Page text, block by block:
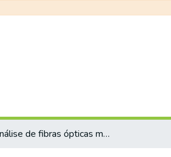
Análise de fibras ópticas microestruturadas pelo método da sobre relaxação sucessiva